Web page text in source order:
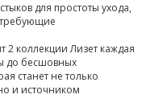
для простоты ухода,
2 коллекции Лизет каждая
до бесшовных
станет не только
и источником